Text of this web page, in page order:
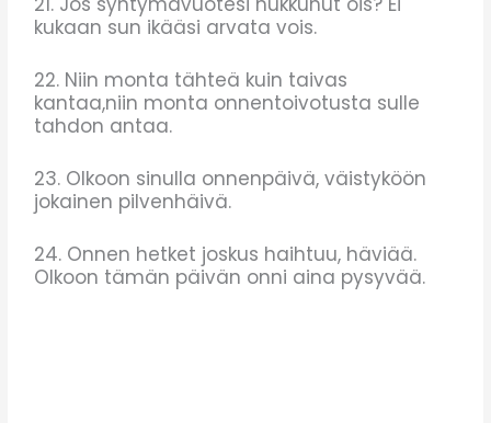
kukaan sun ikääsi arvata vois.
22. Niin monta tähteä kuin taivas
kantaa,niin monta onnentoivotusta sulle
tahdon antaa.
23. Olkoon sinulla onnenpäivä, väistyköön
jokainen pilvenhäivä.
24. Onnen hetket joskus haihtuu, häviää.
Olkoon tämän päivän onni aina pysyvää.